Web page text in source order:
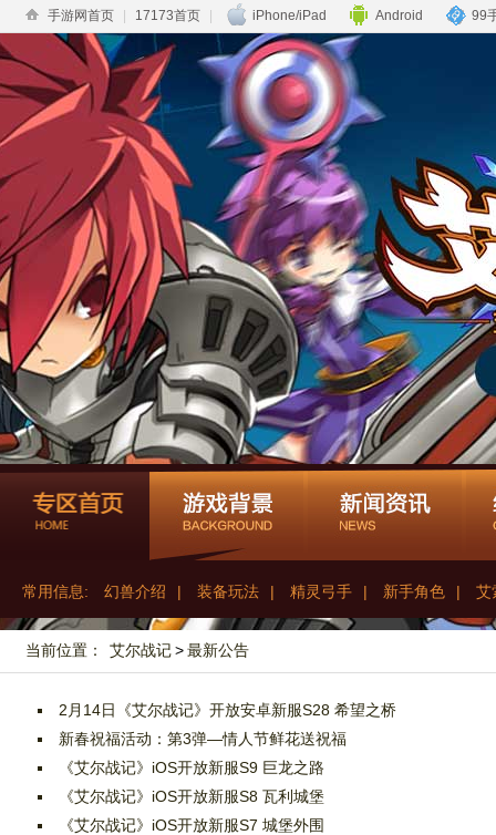
手游网首页 17173首页 iPhone/iPad Android 99
常用信息: 幻兽介绍 | 装备玩法 | 精灵弓手 | 新手角色 | 艾
当前位置： 艾尔战记>最新公告
2月14日《艾尔战记》开放安卓新服S28 希望之桥
新春祝福活动：第3弹—情人节鲜花送祝福
《艾尔战记》iOS开放新服S9 巨龙之路
《艾尔战记》iOS开放新服S8 瓦利城堡
《艾尔战记》iOS开放新服S7 城堡外围